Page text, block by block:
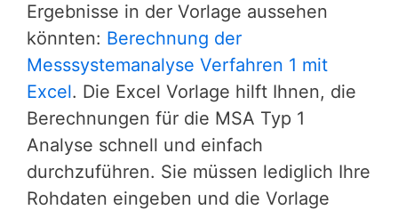
Ergebnisse in der Vorlage aussehen
könnten: Berechnung der
Messsystemanalyse Verfahren 1 mit
Excel. Die Excel Vorlage hilft Ihnen, die
Berechnungen für die MSA Typ 1
Analyse schnell und einfach
durchzuführen. Sie müssen lediglich Ihre
Rohdaten eingeben und die Vorlage